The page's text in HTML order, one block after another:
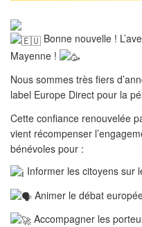
Bonne nouvelle !
Mayenne !
Nous sommes très fiers
label Europe Direct pour la
Cette confiance renouvelée
vient récompenser
bénévoles pour :
Informer les citoyens sur
Animer le débat
Accompagner les